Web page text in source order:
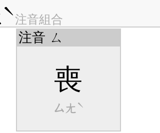
注音組合
注音 ㄙ
喪
ㄙㄤˋ